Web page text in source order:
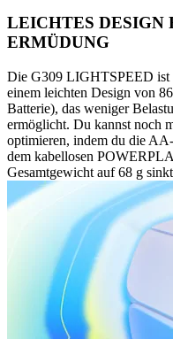
LEICHTES DESIGN
ERMÜDUNG
Die G309 LIGHTSPEED ist
einem leichten Design von
Batterie), das weniger
ermöglicht. Du kannst noch
optimieren, indem du die
dem kabellosen
Gesamtgewicht auf 68 g